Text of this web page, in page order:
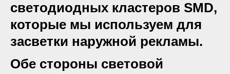
светодиодных кластеров SMD,
которые мы используем для
засветки наружной рекламы.
Обе стороны световой